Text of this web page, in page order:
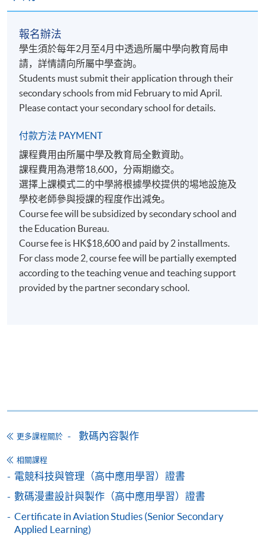
Module 5
(24 hours)
Digital media production process
Characteristics of pre-production,
Digital media editing and production
Set promotion strategy of media
學習成效 Learning Outcomes
完成課程後，學生應能夠：
闡釋數碼媒體與電台廣播行業的角色、責任及專業
操守；
應用數碼媒體與電台製作的基本知識和技能；
透過電台節目製作與目標觀衆進行有效溝通；
在數碼媒體與電台節目製作中，培養團隊精神和時
able to
conduct of digital media and radio broadcasting
industry;
apply basic knowledge and skills of digital media
communicate effectively with target audiences
報名辦法
學生須於每年2月至4月中透過所屬中學向教育局申
請，詳情請向所屬中學查詢。
Students must submit their application through their
secondary schools from mid February to mid April.
Please contact your secondary school for details.
付款方法 PAYMENT
課程費用由所屬中學及教育局全數資助。
課程費用為港幣18,600，分兩期繳交。
選擇上課模式二的中學將根據學校提供的埸地設施及
學校老師參與授課的程度作出減免。
Course fee will be subsidized by secondary school and
the Education Bureau.
Course fee is HK$18,600 and paid by 2 installments.
For class mode 2, course fee will be partially exempted
according to the teaching venue and teaching support
provided by the partner secondary school.
更多課程關於 數碼內容製作
相關課程
電競科技與管理（高中應用學習）證書
數碼漫畫設計與製作（高中應用學習）證書
Certificate in Aviation Studies (Senior Secondary
Applied Learning)